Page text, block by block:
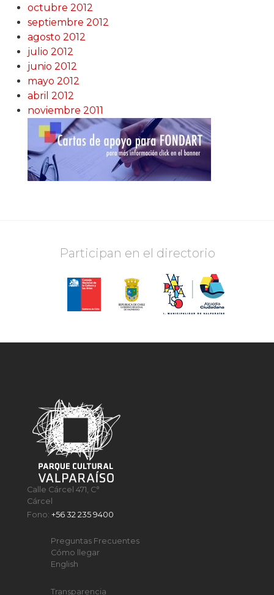
octubre 2012
septiembre 2012
agosto 2012
julio 2012
junio 2012
mayo 2012
abril 2012
noviembre 2011
Participan en el directorio
Calle Cárcel 471, C°
Cárcel
Fono:+56 32 235 9400
Preguntas Frecuentes
Cómo llegar
English
Transparencia